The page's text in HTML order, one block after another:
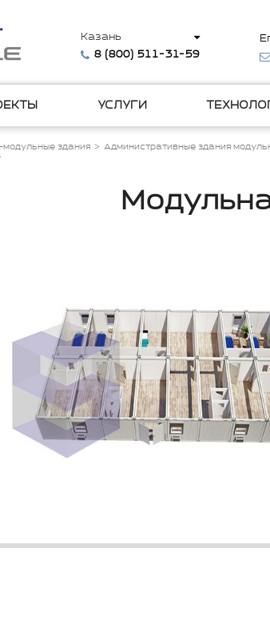
Казань
8 (800) 511-31-59
УСЛУГИ
модульные здания Административные здания